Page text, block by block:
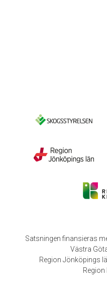
Satsningen finansieras
Västra
Region Jönköpings
Region